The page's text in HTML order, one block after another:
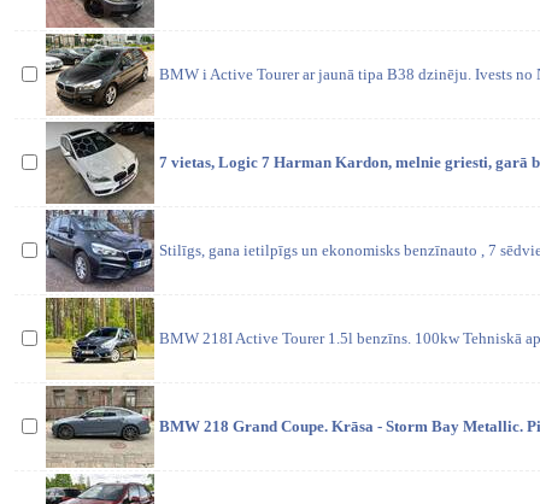
BMW i Active Tourer ar jaunā tipa B38 dzinēju. Ivests no
7 vietas, Logic 7 Harman Kardon, melnie griesti, garā
Stilīgs, gana ietilpīgs un ekonomisks benzīnauto , 7
BMW 218I Active Tourer 1.5l benzīns. 100kw Tehniskā
BMW 218 Grand Coupe. Krāsa - Storm Bay Metallic.